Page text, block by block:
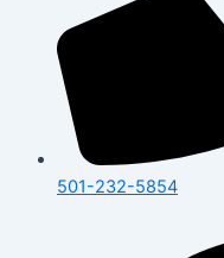
501-232-5854